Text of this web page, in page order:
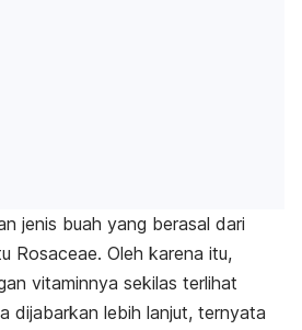
jenis buah yang berasal dari
Rosaceae. Oleh karena itu,
vitaminnya sekilas terlihat
dijabarkan lebih lanjut, ternyata